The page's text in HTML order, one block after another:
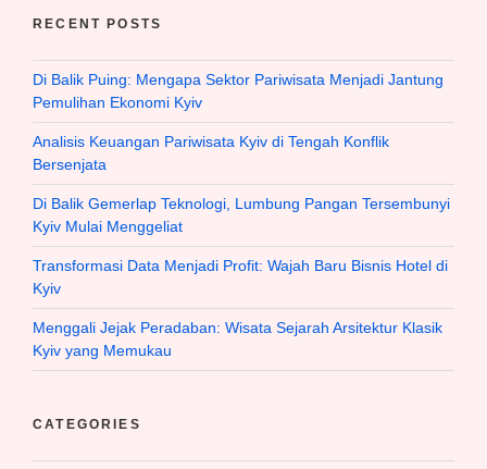
RECENT POSTS
Di Balik Puing: Mengapa Sektor Pariwisata Menjadi Jantung
Pemulihan Ekonomi Kyiv
Analisis Keuangan Pariwisata Kyiv di Tengah Konflik
Bersenjata
Di Balik Gemerlap Teknologi, Lumbung Pangan Tersembunyi
Kyiv Mulai Menggeliat
Transformasi Data Menjadi Profit: Wajah Baru Bisnis Hotel di
Kyiv
Menggali Jejak Peradaban: Wisata Sejarah Arsitektur Klasik
Kyiv yang Memukau
CATEGORIES